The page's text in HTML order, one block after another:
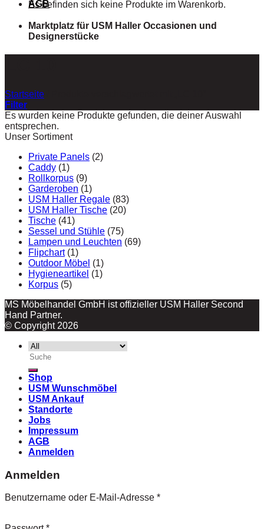
Es befinden sich keine Produkte im Warenkorb.
AGB
Marktplatz für USM Haller Occasionen und
Designerstücke
Startseite
Filter
Es wurden keine Produkte gefunden, die deiner Auswahl
entsprechen.
Unser Sortiment
Private Panels (2)
Caddy (1)
Rollkorpus (9)
Garderoben (1)
USM Haller Regale (83)
USM Haller Tische (20)
Tische (41)
Sessel und Stühle (75)
Lampen und Leuchten (69)
Flipchart (1)
Outdoor Möbel (1)
Hygieneartikel (1)
Korpus (5)
MS Möbelhandel GmbH ist offizieller USM Haller Second
Hand Partner.
© Copyright 2026
Suche
nach:
Shop
USM Wunschmöbel
USM Ankauf
Standorte
Jobs
Impressum
AGB
Anmelden
Anmelden
Benutzername oder E-Mail-Adresse *